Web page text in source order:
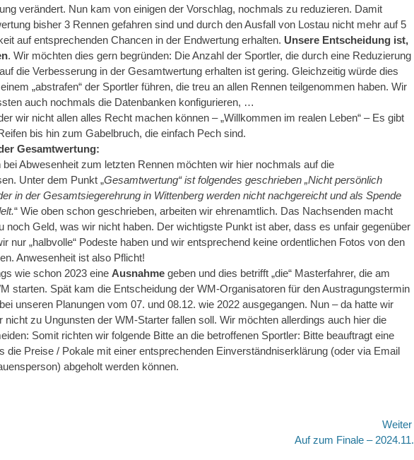
verändert. Nun kam von einigen der Vorschlag, nochmals zu reduzieren. Damit
bisher 3 Rennen gefahren sind und durch den Ausfall von Lostau nicht mehr auf 5
auf entsprechenden Chancen in der Endwertung erhalten. Unsere Entscheidung ist,
. Wir möchten dies gern begründen: Die Anzahl der Sportler, die durch eine Reduzierung
die Verbesserung in der Gesamtwertung erhalten ist gering. Gleichzeitig würde dies
„abstrafen“ der Sportler führen, die treu an allen Rennen teilgenommen haben. Wir
auch nochmals die Datenbanken konfigurieren, …
wir nicht allen alles Recht machen können – „Willkommen im realen Leben“ – Es gibt
bis hin zum Gabelbruch, die einfach Pech sind.
Gesamtwertung:
Abwesenheit zum letzten Rennen möchten wir hier nochmals auf die
Unter dem Punkt „Gesamtwertung“ ist folgendes geschrieben „Nicht persönlich
in der Gesamtsiegerehrung in Wittenberg werden nicht nachgereicht und als Spende
“ Wie oben schon geschrieben, arbeiten wir ehrenamtlich. Das Nachsenden macht
noch Geld, was wir nicht haben. Der wichtigste Punkt ist aber, dass es unfair gegenüber
nur „halbvolle“ Podeste haben und wir entsprechend keine ordentlichen Fotos von den
Anwesenheit ist also Pflicht!
wie schon 2023 eine Ausnahme geben und dies betrifft „die“ Masterfahrer, die am
starten. Spät kam die Entscheidung der WM-Organisatoren für den Austragungstermin
unseren Planungen vom 07. und 08.12. wie 2022 ausgegangen. Nun – da hatte wir
nicht zu Ungunsten der WM-Starter fallen soll. Wir möchten allerdings auch hier die
Somit richten wir folgende Bitte an die betroffenen Sportler: Bitte beauftragt eine
die Preise / Pokale mit einer entsprechenden Einverständniserklärung (oder via Email
abgeholt werden können.
Auf zum Finale –